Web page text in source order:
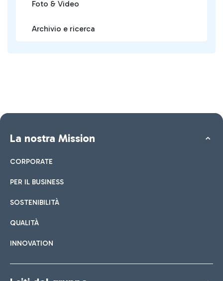
Foto & Video
Archivio e ricerca
La nostra Mission
CORPORATE
PER IL BUSINESS
SOSTENIBILITÀ
QUALITÀ
INNOVATION